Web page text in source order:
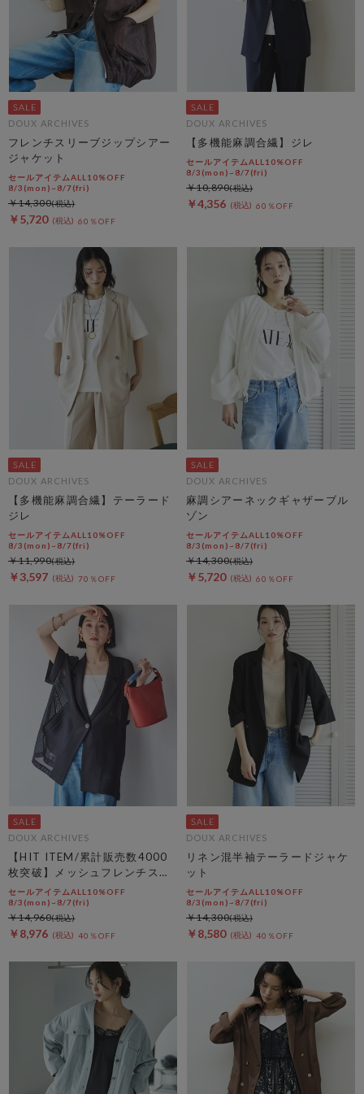
DOUX ARCHIVES
フレンチスリーブジップシアー
ジャケット
セールアイテムALL10%OFF
8/3(mon)~8/7(fri)
￥5,720 60％OFF
￥14,300
DOUX ARCHIVES
【多機能麻調合繊】ジレ
セールアイテムALL10%OFF
8/3(mon)~8/7(fri)
￥4,356 60％OFF
￥10,890
DOUX ARCHIVES
【多機能麻調合繊】テーラード
ジレ
セールアイテムALL10%OFF
8/3(mon)~8/7(fri)
￥3,597 70％OFF
￥11,990
DOUX ARCHIVES
麻調シアーネックギャザーブル
ゾン
セールアイテムALL10%OFF
8/3(mon)~8/7(fri)
￥5,720 60％OFF
￥14,300
DOUX ARCHIVES
【HIT ITEM/累計販売数4000
枚突破】メッシュフレンチスリ
ーブジャケット／
セールアイテムALL10%OFF
8/3(mon)~8/7(fri)
￥8,976 40％OFF
￥14,960
DOUX ARCHIVES
リネン混半袖テーラードジャケ
ット
セールアイテムALL10%OFF
8/3(mon)~8/7(fri)
￥8,580 40％OFF
￥14,300